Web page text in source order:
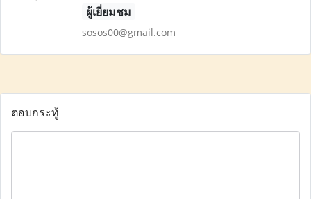
ผู้เยี่ยมชม
sosos00@gmail.com
ตอบกระทู้